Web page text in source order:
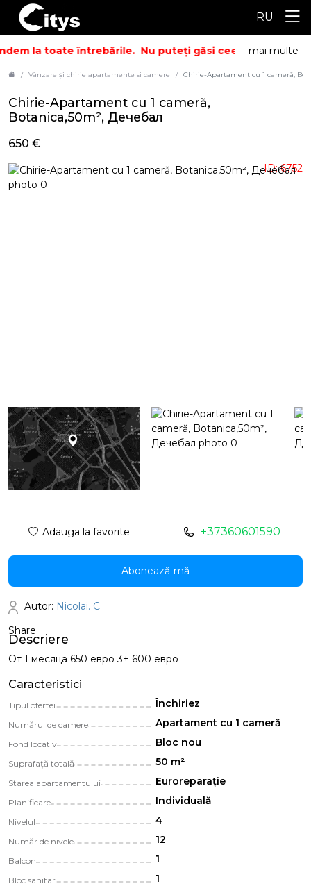
RU
la toate întrebările. Nu puteți găsi ceea ce căutați?
mai multe
Vânzare și chirie apartamente si camere Chirie-Apartament cu 1 cameră,
Descriere
От 1 месяца 650 евро 3+ 600 евро
Caracteristici
Tipul ofertei Închiriez
Numărul de camere Apartament cu 1 cameră
Fond locativ Bloc nou
Suprafață totală 50 m²
Starea apartamentului Euroreparație
Planificare Individuală
Nivelul 4
Număr de nivele 12
Balcon 1
Bloc sanitar 1
Chirie-Apartament cu 1 cameră,
Botanica,50m², Дечебал
ID: 6752
650 €
Adauga la favorite +37360601590
Abonează-mă
Autor: Nicolai. C
Share